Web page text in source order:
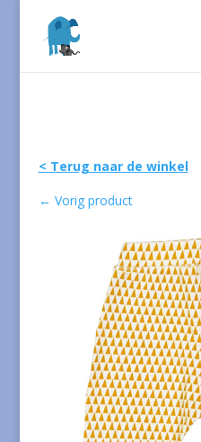
< Terug naar de winkel
← Vorig product